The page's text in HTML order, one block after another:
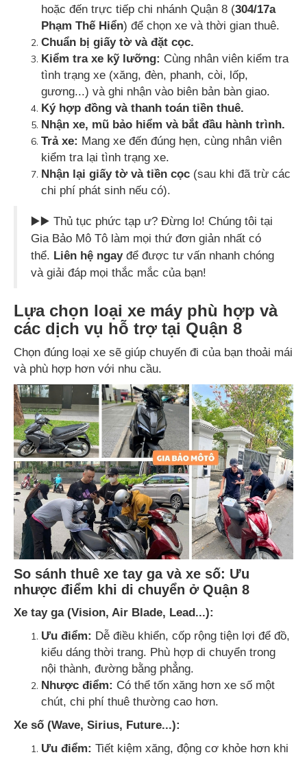
hoặc đến trực tiếp chi nhánh Quận 8 (304/17a
Phạm Thế Hiển) để chọn xe và thời gian thuê.
Chuẩn bị giấy tờ và đặt cọc.
Kiểm tra xe kỹ lưỡng: Cùng nhân viên kiểm tra
tình trạng xe (xăng, đèn, phanh, còi, lốp,
gương...) và ghi nhận vào biên bản bàn giao.
Ký hợp đồng và thanh toán tiền thuê.
Nhận xe, mũ bảo hiểm và bắt đầu hành trình.
Trả xe: Mang xe đến đúng hẹn, cùng nhân viên
kiểm tra lại tình trạng xe.
Nhận lại giấy tờ và tiền cọc (sau khi đã trừ các
chi phí phát sinh nếu có).
▶️▶️ Thủ tục phức tạp ư? Đừng lo! Chúng tôi tại
Gia Bảo Mô Tô làm mọi thứ đơn giản nhất có
thể. Liên hệ ngayđể được tư vấn nhanh chóng
và giải đáp mọi thắc mắc của bạn!
Lựa chọn loại xe máy phù hợp và
các dịch vụ hỗ trợ tại Quận 8
Chọn đúng loại xe sẽ giúp chuyến đi của bạn thoải mái
và phù hợp hơn với nhu cầu.
So sánh thuê xe tay ga và xe số: Ưu
nhược điểm khi di chuyển ở Quận 8
Xe tay ga (Vision, Air Blade, Lead...):
Ưu điểm: Dễ điều khiển, cốp rộng tiện lợi để đồ,
kiểu dáng thời trang. Phù hợp di chuyển trong
nội thành, đường bằng phẳng.
Nhược điểm: Có thể tốn xăng hơn xe số một
chút, chi phí thuê thường cao hơn.
Xe số (Wave, Sirius, Future...):
Ưu điểm: Tiết kiệm xăng, động cơ khỏe hơn khi